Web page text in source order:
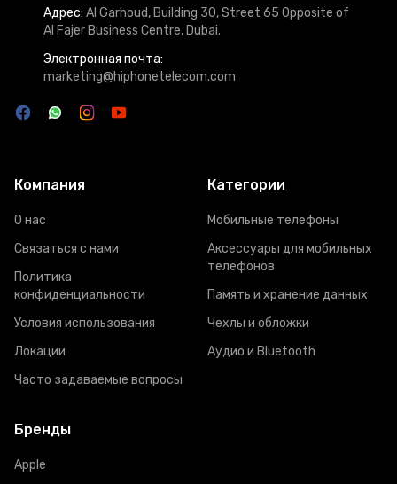
Адрес: Al Garhoud, Building 30, Street 65 Opposite of
Al Fajer Business Centre, Dubai.
Электронная почта:
marketing@hiphonetelecom.com
Компания
О нас
Связаться с нами
Политика
конфиденциальности
Условия использования
Локации
Часто задаваемые вопросы
Категории
Мобильные телефоны
Аксессуары для мобильных
телефонов
Память и хранение данных
Чехлы и обложки
Аудио и Bluetooth
Бренды
Apple